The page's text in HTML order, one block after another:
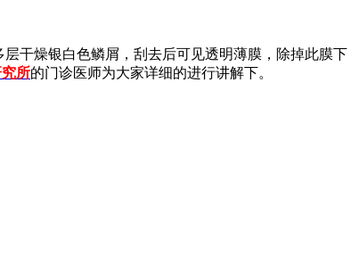
干燥银白色鳞屑，刮去后可见透明薄膜，除掉此膜下
所的门诊医师为大家详细的进行讲解下。